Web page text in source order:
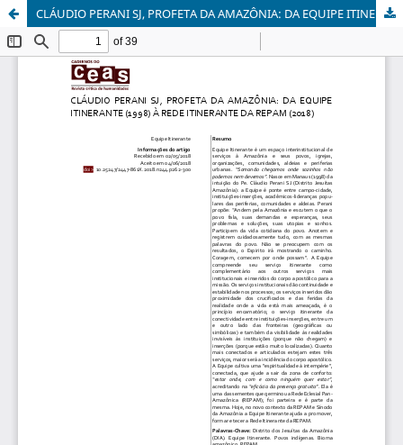
CLÁUDIO PERANI SJ, PROFETA DA AMAZÔNIA: DA EQUIPE ITINERANTE (1998) À REDE ITINERANTE DA REPAM (2018)